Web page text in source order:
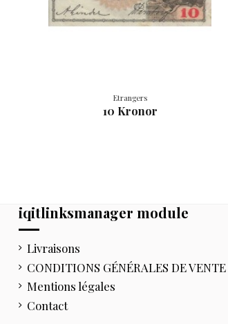
Etrangers
10 Kronor
iqitlinksmanager module
Livraisons
CONDITIONS GÉNÉRALES DE VENTE
Mentions légales
Contact